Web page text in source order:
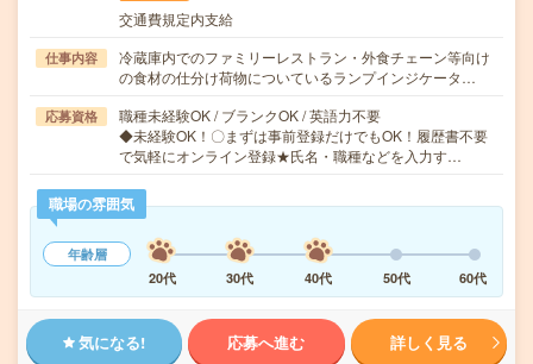
交通費規定内支給
仕事内容
冷蔵庫内でのファミリーレストラン・外食チェーン等向け
の食材の仕分け荷物についているランプインジケータ…
応募資格
職種未経験OK / ブランクOK / 英語力不要
◆未経験OK！〇まずは事前登録だけでもOK！履歴書不要
で気軽にオンライン登録★氏名・職種などを入力す…
職場の雰囲気
年齢層
20代
30代 40代 50代 60代
気になる! 応募へ進む 詳しく見る